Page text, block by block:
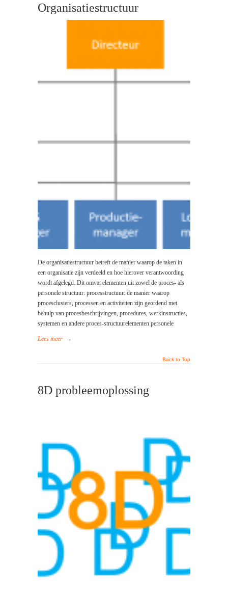
Organisatiestructuur
De organisatiestructuur betreft de manier waarop de taken in
een organisatie zijn verdeeld en hoe hierover verantwoording
wordt afgelegd. Dit omvat elementen uit zowel de proces- als
personele structuur: processtructuur: de manier waarop
procesclusters, processen en activiteiten zijn geordend met
behulp van procesbeschrijvingen, procedures, werkinstructies,
systemen en andere proces-structuurelementen personele
Lees meer →
Back to Top
8D probleemoplossing